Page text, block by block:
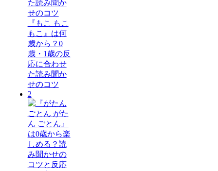
『もこ もこ
もこ』は何
歳から？0
歳・1歳の反
応に合わせ
た読み聞か
せのコツ
2